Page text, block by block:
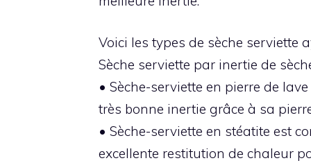
Voici les types de sèche serviette
Sèche serviette par inertie de
• Sèche-serviette en pierre de
très bonne inertie grâce à sa
• Sèche-serviette en stéatite est
excellente restitution de chaleur